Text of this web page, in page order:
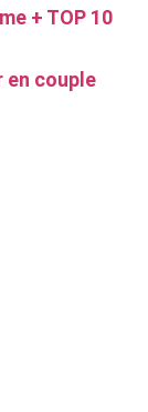
+ TOP 10
en couple